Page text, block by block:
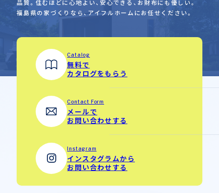
お知らせ
イベント
新築
リフォーム
お客様の声
郡山中央店展示場
郡山針生店展示場
須賀川店展示場
分譲
代表挨拶
品質。 住むほどに心地よい、安心できる、お財布にも優しい。
福島県の家づくりなら、アイフルホームにお任せください。
Catalog
無料で
カタログをもらう
Contact Form
メールで
お問い合わせする
Instagram
インスタグラムから
お問い合わせする